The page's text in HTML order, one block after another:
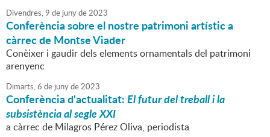
Divendres,9 de junyde2023
Conferència sobre el nostre patrimoni artístic a
càrrec de Montse Viader
Conèixer i gaudir dels elements ornamentals del patrimoni
arenyenc
Dimarts,6 de junyde2023
Conferència d'actualitat:El futur del treball i la
subsistència al segle XXI
a càrrec de Milagros Pérez Oliva, periodista